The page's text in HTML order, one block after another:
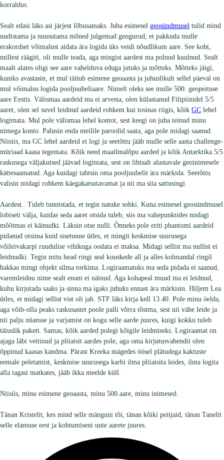
korraldus.
Sealt edasi läks asi järjest lõbusamaks. Juba esimesel geosündmusel tulid mind
uudistama ja nuusutama mõned julgemad geogurud, et pakkuda mulle
erakordset võimalust aidata ära logida üks veidi nõudlikum aare. See koht,
millest räägiti, oli mulle teada, aga mingist aardest ma polnud kuulnud. Sealt
maalt alates oligi see aare vahelduva eduga jutuks ja mõtteks. Mõtteks jäigi,
kuniks avastasin, et mul täitub esimene geoaasta ja juhuslikult sellel päeval on
mul võimalus logida pooljuubeliaare. Nimelt oleks see mulle 500. geopeituse
aare Eestis. Välismaa aardeid ma ei arvesta, olen külastanud Filipiinidel 5/5
aaret, olen sel suvel leidnud aardeid rohkem kui tosinas riigis, kõik GC lehel
logimata. Mul pole välismaa lehel kontot, sest keegi on juba teinud minu
nimega konto. Palusin enda meilile paroolid saata, aga pole midagi saanud.
Niisiis, ma GC lehel aardeid ei logi ja seetõttu jääb mulle selle aasta challenge-
müriaad kaasa tegemata. Kõik need maailmalõpu aarded ja kõik Antarktika 5/5
raskusega väljakutsed jäävad logimata, sest on lihtsalt alustavale geoinimesele
kättesaamatud. Aga kuidagi tahtsin oma pooljuubelit ära märkida. Seetõttu
valisin midagi rohkem käegakatsutavamat ja nii ma siia sattusingi.
Aardest.. Tuleb tunnistada, et tegin natuke sohki. Kuna esimesel geosündmusel
lobiseti välja, kuidas seda aaret otsida tuleb, siis ma vahepunktides midagi
mõõtmas ei käinudki. Läksin otse nulli. Õnneks pole eriti phantomi aardeid
pidanud otsima kuid sisetunne ütles, et mingit keskmise suurusega
võileivakarpi ruudulise vihikuga oodata ei maksa. Midagi sellist ma nullist ei
leidnudki. Tegin mitu head ringi seal kuuskede all ja alles kolmandal ringil
hakkas mingi objekt silma torkima. Logiraamatuks ma seda pidada ei saanud,
varemleidnu nime sealt enam ei näinud. Aga kohapeal muud ma ei leidnud,
kuhu kirjutada saaks ja sinna ma igaks juhuks ennast ära märkisin. Hiljem Lea
ütles, et midagi sellist vist oli jah. STF läks kirja kell 13.40. Pole minu öelda,
aga võib-olla peaks raskusastet poole palli võrra tõstma, sest nii vähe leide ja
nii palju nüansse ja varjamist on kogu selle aarde juures, kuigi kokku tuleb
täiuslik pakett. Samas, kõik aarded polegi kõigile leidmiseks. Logiraamat on
ajaga läbi vettinud ja pliiatsit aardes pole, aga oma kirjutusvahendit olen
õppinud kaasas kandma. Pärast Kreeka mägedes öösel plätudega kaktuste
eemale peletamist, keskmise suurusega karbi ilma pliiatsita leides, ilma logita
alla tagasi matkates, jääb ikka meelde küll.
Niisiis, minu esimene geoaasta, minu 500.aare, minu inimesed.
Tänan Kristelit, kes mind selle mänguni tõi, tänan kõiki peitjaid, tänan Tanelit
selle elamuse eest ja kohtumiseni uute aarete juures.